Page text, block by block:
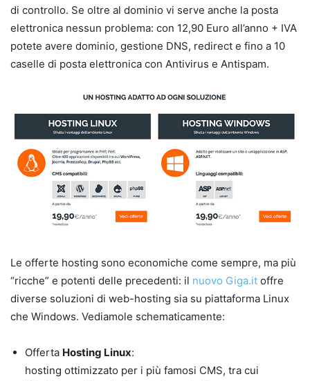
di controllo. Se oltre al dominio vi serve anche la posta
elettronica nessun problema: con 12,90 Euro all’anno + IVA
potete avere dominio, gestione DNS, redirect e fino a 10
caselle di posta elettronica con Antivirus e Antispam.
Le offerte hosting sono economiche come sempre, ma più
“ricche” e potenti delle precedenti: il nuovo Giga.it offre
diverse soluzioni di web-hosting sia su piattaforma Linux
che Windows. Vediamole schematicamente:
Offerta Hosting Linux:
hosting ottimizzato per i più famosi CMS, tra cui